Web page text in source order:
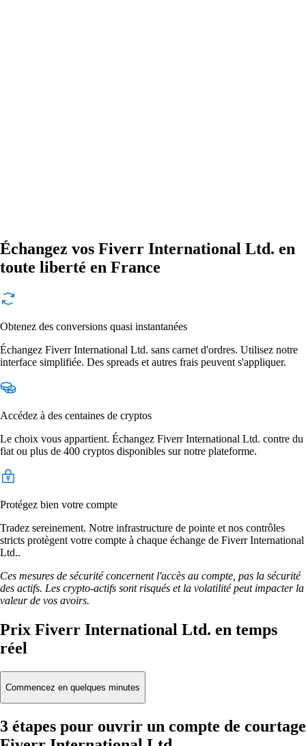
Échangez vos Fiverr International Ltd. en
toute liberté en France
Obtenez des conversions quasi instantanées
Échangez Fiverr International Ltd. sans carnet d'ordres. Utilisez notre
interface simplifiée. Des spreads et autres frais peuvent s'appliquer.
Accédez à des centaines de cryptos
Le choix vous appartient. Échangez Fiverr International Ltd. contre du
fiat ou plus de 400 cryptos disponibles sur notre plateforme.
Protégez bien votre compte
Tradez sereinement. Notre infrastructure de pointe et nos contrôles
stricts protègent votre compte à chaque échange de Fiverr International
Ltd..
Ces mesures de sécurité concernent l'accès au compte, pas la sécurité
des actifs. Les crypto-actifs sont risqués et la volatilité peut impacter la
valeur de vos avoirs.
Prix Fiverr International Ltd. en temps
réel
Commencez en quelques minutes
3 étapes pour ouvrir un compte de courtage